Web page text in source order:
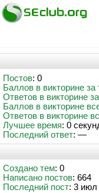
Постов: 0
Баллов в викторине
Ответов в викторине
Баллов в викторине
Ответов в викторине
Лучшее время: 0
Последний ответ: —
Создано тем: 0
Написано постов: 664
Последний пост: 3 июл